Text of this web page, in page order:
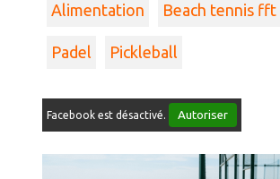
Alimentation Beach tennis fft
Padel Pickleball
Facebook est désactivé. Autoriser